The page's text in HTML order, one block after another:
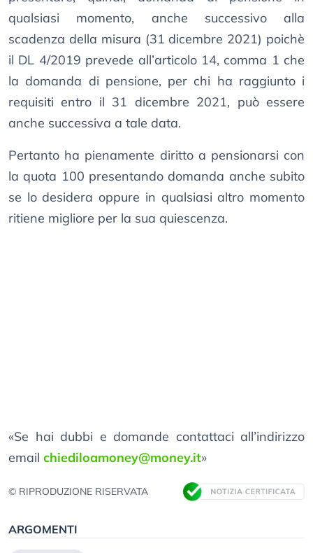
qualsiasi momento, anche successivo alla
scadenza della misura (31 dicembre 2021) poichè
il DL 4/2019 prevede all’articolo 14, comma 1 che
la domanda di pensione, per chi ha raggiunto i
requisiti entro il 31 dicembre 2021, può essere
anche successiva a tale data.
Pertanto ha pienamente diritto a pensionarsi con
la quota 100 presentando domanda anche subito
se lo desidera oppure in qualsiasi altro momento
ritiene migliore per la sua quiescenza.
«Se hai dubbi e domande contattaci all’indirizzo
email chiediloamoney@money.it»
© RIPRODUZIONE RISERVATA
ARGOMENTI